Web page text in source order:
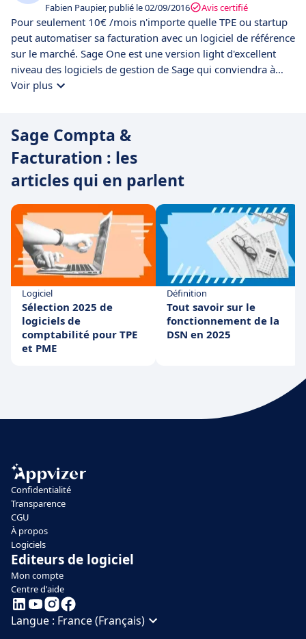
Fabien Paupier, publié le 02/09/2016 Avis certifié
Pour seulement 10€ /mois n'importe quelle TPE ou startup
peut automatiser sa facturation avec un logiciel de référence
sur le marché. Sage One est une version light d'excellent
niveau des logiciels de gestion de Sage qui conviendra à
toutes les entreprises souhaitant se structurer et gagner du
une référence des logiciels de gestion ce qui offre un
nombre important de bénéfices : - des prix attractifs - une
solidité financière et donc une pérennité de la solution - une
couverture fonctionnelle parfaite - une excellente
connectivité avec d'autres outils de comptabilité, de relation
client, etc.
Voir plus
Sage Compta &
Facturation : les
articles qui en parlent
Logiciel
Sélection 2025 de
logiciels de
comptabilité pour TPE
et PME
Définition
Tout savoir sur le
fonctionnement de la
DSN en 2025
Confidentialité
Transparence
CGU
À propos
Logiciels
Editeurs de logiciel
Mon compte
Centre d'aide
Langue : France (Français)